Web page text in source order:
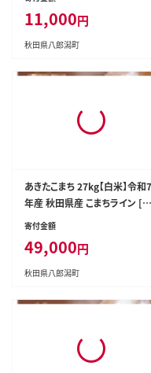
米 お米 白米 精米 無洗米 米どこ
ろ 秋田 秋田県産]
11,000円
秋田県八郎潟町
あきたこまち 27kg【白米】令和7
年産 秋田県産 こまちライン [こ
まちライン あきたこまち ブランド
米 お米 白米 精米 米どころ 秋田
秋田県産]
寄付金額
49,000円
秋田県八郎潟町